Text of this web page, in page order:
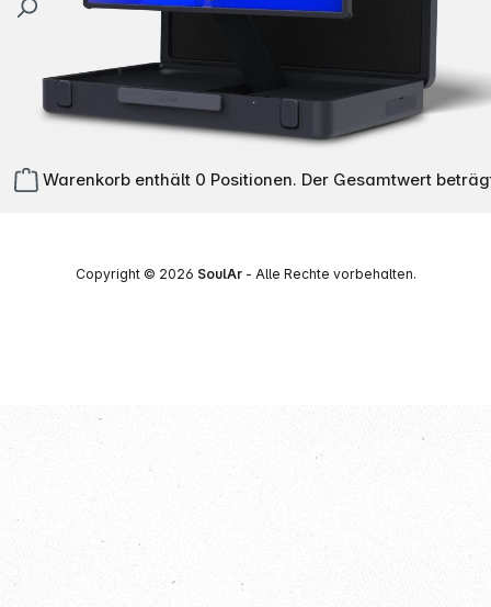
Warenkorb enthält 0 Positionen. Der Gesamtwert
Copyright © 2026 SoulAr- Alle Rechte vorbehalten.